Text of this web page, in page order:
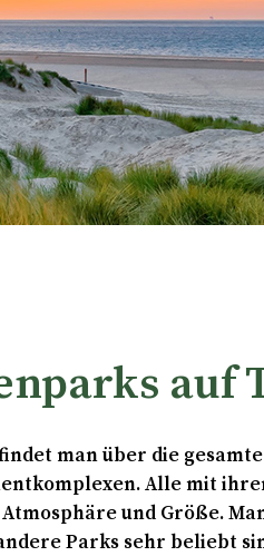
auf
man über die
Alle mit
und Größe.
Parks sehr beliebt